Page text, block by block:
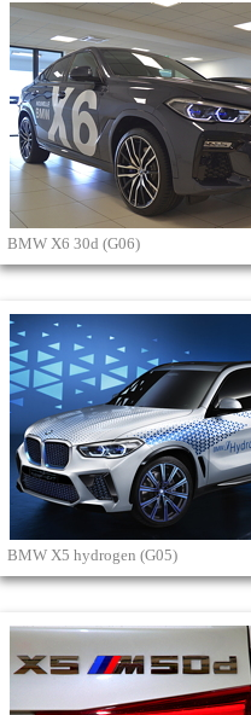
BMW X6 30d (G06)
BMW X5 hydrogen (G05)